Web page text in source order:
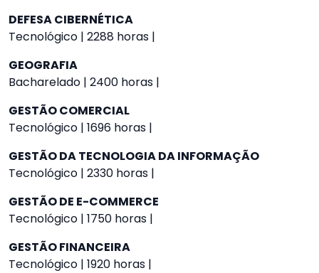
DEFESA CIBERNÉTICA
Tecnológico | 2288 horas |
GEOGRAFIA
Bacharelado | 2400 horas |
GESTÃO COMERCIAL
Tecnológico | 1696 horas |
GESTÃO DA TECNOLOGIA DA INFORMAÇÃO
Tecnológico | 2330 horas |
GESTÃO DE E-COMMERCE
Tecnológico | 1750 horas |
GESTÃO FINANCEIRA
Tecnológico | 1920 horas |